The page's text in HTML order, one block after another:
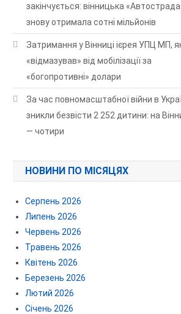
закінчується: вінницька
знову отримала сотні мільйонів
Затримання у Вінниці ієрея УПЦ МП,
«відмазував» від мобілізації за
«богопротивні» долари
За час повномасштабної війни в
зникли безвісти 2 252 дитини: на
— чотири
НОВИНИ ПО МІСЯЦЯХ
Серпень 2026
Липень 2026
Червень 2026
Травень 2026
Квітень 2026
Березень 2026
Лютий 2026
Січень 2026